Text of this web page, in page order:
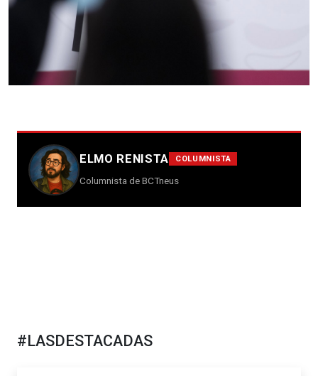
ELMO RENISTA COLUMNISTA
Columnista de BCTneus
#LASDESTACADAS